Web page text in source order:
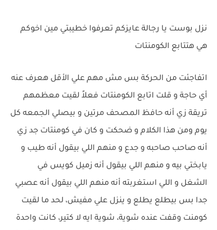
نزل بوست يا رجالة عايزكم تعرفوا خطيبتي مين اخوكم
هي هتتابع الكومنتات
اتفاجئت من الحركة بس مش مهم علي الأقل هعرف عنه
أي حاجة و قلت اتابع الكومنتات فعلاً لقيت معظمهم
تريقة زي أنه حافظ المصحف مرتين و بيصلي الجمعه كل
يوم ومن هذا الكلام و ضحكت و كان في كومنتات جد زي
أنه صاحب صاحبه و جدع و منهم اللي بيقول أنه طيب و
يابختي بيه و منهم اللي بيقول أنه زميل كويس في
الشغل و اللي استغربته أنه منهم اللي بيقول أنه عصبي
جدا بس بيطلع يطلع و ينزل علي مفيش، لحد ما لقيت
كومنت وقفت عنده شوية، شوية ايه لا كتير، كانت واحدة